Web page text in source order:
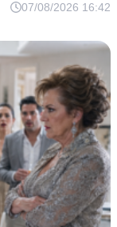
07/08/2026 16:42